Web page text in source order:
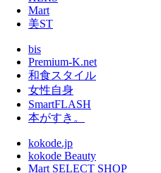
Mart
美ST
bis
Premium-K.net
和食スタイル
女性自身
SmartFLASH
本がすき。
kokode.jp
kokode Beauty
Mart SELECT SHOP